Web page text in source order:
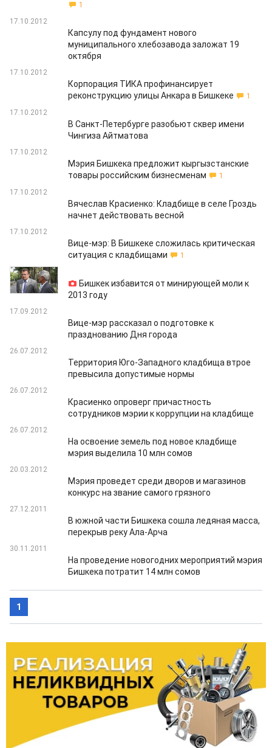
1
17.10.2012
Капсулу под фундамент нового
муниципального хлебозавода заложат 19
октября
17.10.2012
Корпорация ТИКА профинансирует
реконструкцию улицы Анкара в Бишкеке
1
17.10.2012
В Санкт-Петербурге разобьют сквер имени
Чингиза Айтматова
17.10.2012
Мэрия Бишкека предложит кыргызстанские
товары российским бизнесменам
1
17.10.2012
Вячеслав Красиенко: Кладбище в селе Гроздь
начнет действовать весной
17.10.2012
Вице-мэр: В Бишкеке сложилась критическая
ситуация с кладбищами
1
18.09.2012
Бишкек избавится от минирующей моли к
2013 году
17.09.2012
Вице-мэр рассказал о подготовке к
празднованию Дня города
26.07.2012
Территория Юго-Западного кладбища втрое
превысила допустимые нормы
26.07.2012
Красиенко опроверг причастность
сотрудников мэрии к коррупции на кладбище
26.07.2012
На освоение земель под новое кладбище
мэрия выделила 10 млн сомов
20.03.2012
Мэрия проведет среди дворов и магазинов
конкурс на звание самого грязного
27.12.2011
В южной части Бишкека сошла ледяная масса,
перекрыв реку Ала-Арча
30.11.2011
На проведение новогодних мероприятий мэрия
Бишкека потратит 14 млн сомов
1